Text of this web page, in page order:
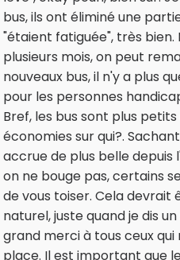
bus, ils ont éliminé une
"étaient fatiguée", très bien.
plusieurs mois, on peut
nouveaux bus, il n'y a plus
pour les personnes
Bref, les bus sont plus
économies sur qui?.
accrue de plus belle depuis
on ne bouge pas, certains
de vous toiser. Cela devrait
naturel, juste quand je dis
grand merci à tous ceux qui
place. Il est important que